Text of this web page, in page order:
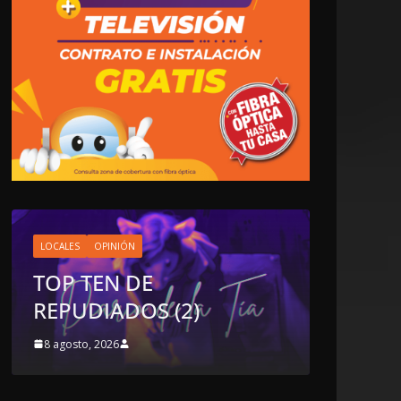
NACIONALES OPINIÓN
“NO VIVIMOS BUENOS
TIEMPOS PARA LA
LIBERTAD DE EXPRESIÓN
DEMOCRACIA EN
MÉXICO”: LUIS
CÁRDENAS; SE DESPIDIÓ
DE MVS
8 agosto, 2026